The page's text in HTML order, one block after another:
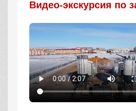
Видео-экскурсия по